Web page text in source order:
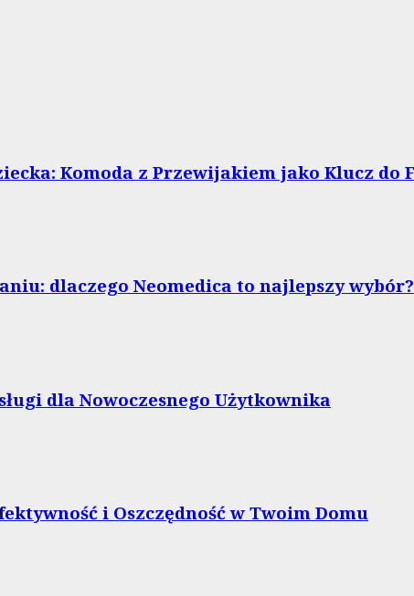
Komoda z Przewijakiem jako Klucz do
dlaczego Neomedica to najlepszy wybór?
dla Nowoczesnego Użytkownika
i Oszczędność w Twoim Domu